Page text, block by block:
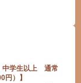
中学生以上 通常
）】